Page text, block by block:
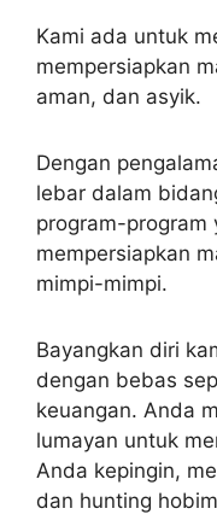
Kami ada untuk
mempersiapkan
aman, dan asyik.
Dengan
lebar dalam
program-program
mempersiapkan
mimpi-mimpi.
Bayangkan diri
dengan bebas
keuangan. Anda
lumayan untuk
Anda kepingin,
dan hunting